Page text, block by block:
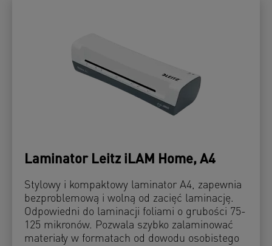
Laminator Leitz iLAM Home, A4
Stylowy i kompaktowy laminator A4, zapewnia
bezproblemową i wolną od zacięć laminację.
Odpowiedni do laminacji foliami o grubości 75-
125 mikronów. Pozwala szybko zalaminować
materiały w formatach od dowodu osobistego